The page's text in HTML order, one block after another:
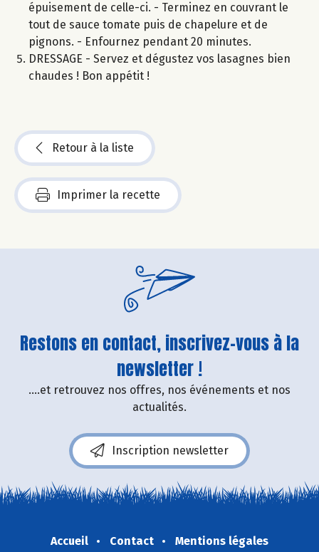
épuisement de celle-ci. - Terminez en couvrant le
tout de sauce tomate puis de chapelure et de
pignons. - Enfournez pendant 20 minutes.
DRESSAGE - Servez et dégustez vos lasagnes bien
chaudes ! Bon appétit !
Retour à la liste
Imprimer la recette
Restons en contact, inscrivez-vous à la
newsletter !
....et retrouvez nos offres, nos événements et nos
actualités.
Inscription newsletter
Accueil Contact
Mentions légales